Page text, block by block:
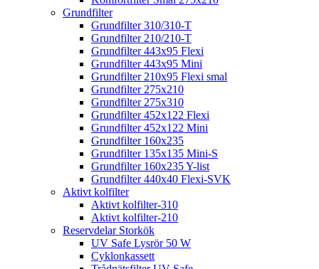
Grundfilter
Grundfilter 310/310-T
Grundfilter 210/210-T
Grundfilter 443x95 Flexi
Grundfilter 443x95 Mini
Grundfilter 210x95 Flexi smal
Grundfilter 275x210
Grundfilter 275x310
Grundfilter 452x122 Flexi
Grundfilter 452x122 Mini
Grundfilter 160x235
Grundfilter 135x135 Mini-S
Grundfilter 160x235 Y-list
Grundfilter 440x40 Flexi-SVK
Aktivt kolfilter
Aktivt kolfilter-310
Aktivt kolfilter-210
Reservdelar Storkök
UV Safe Lysrör 50 W
Cyklonkassett